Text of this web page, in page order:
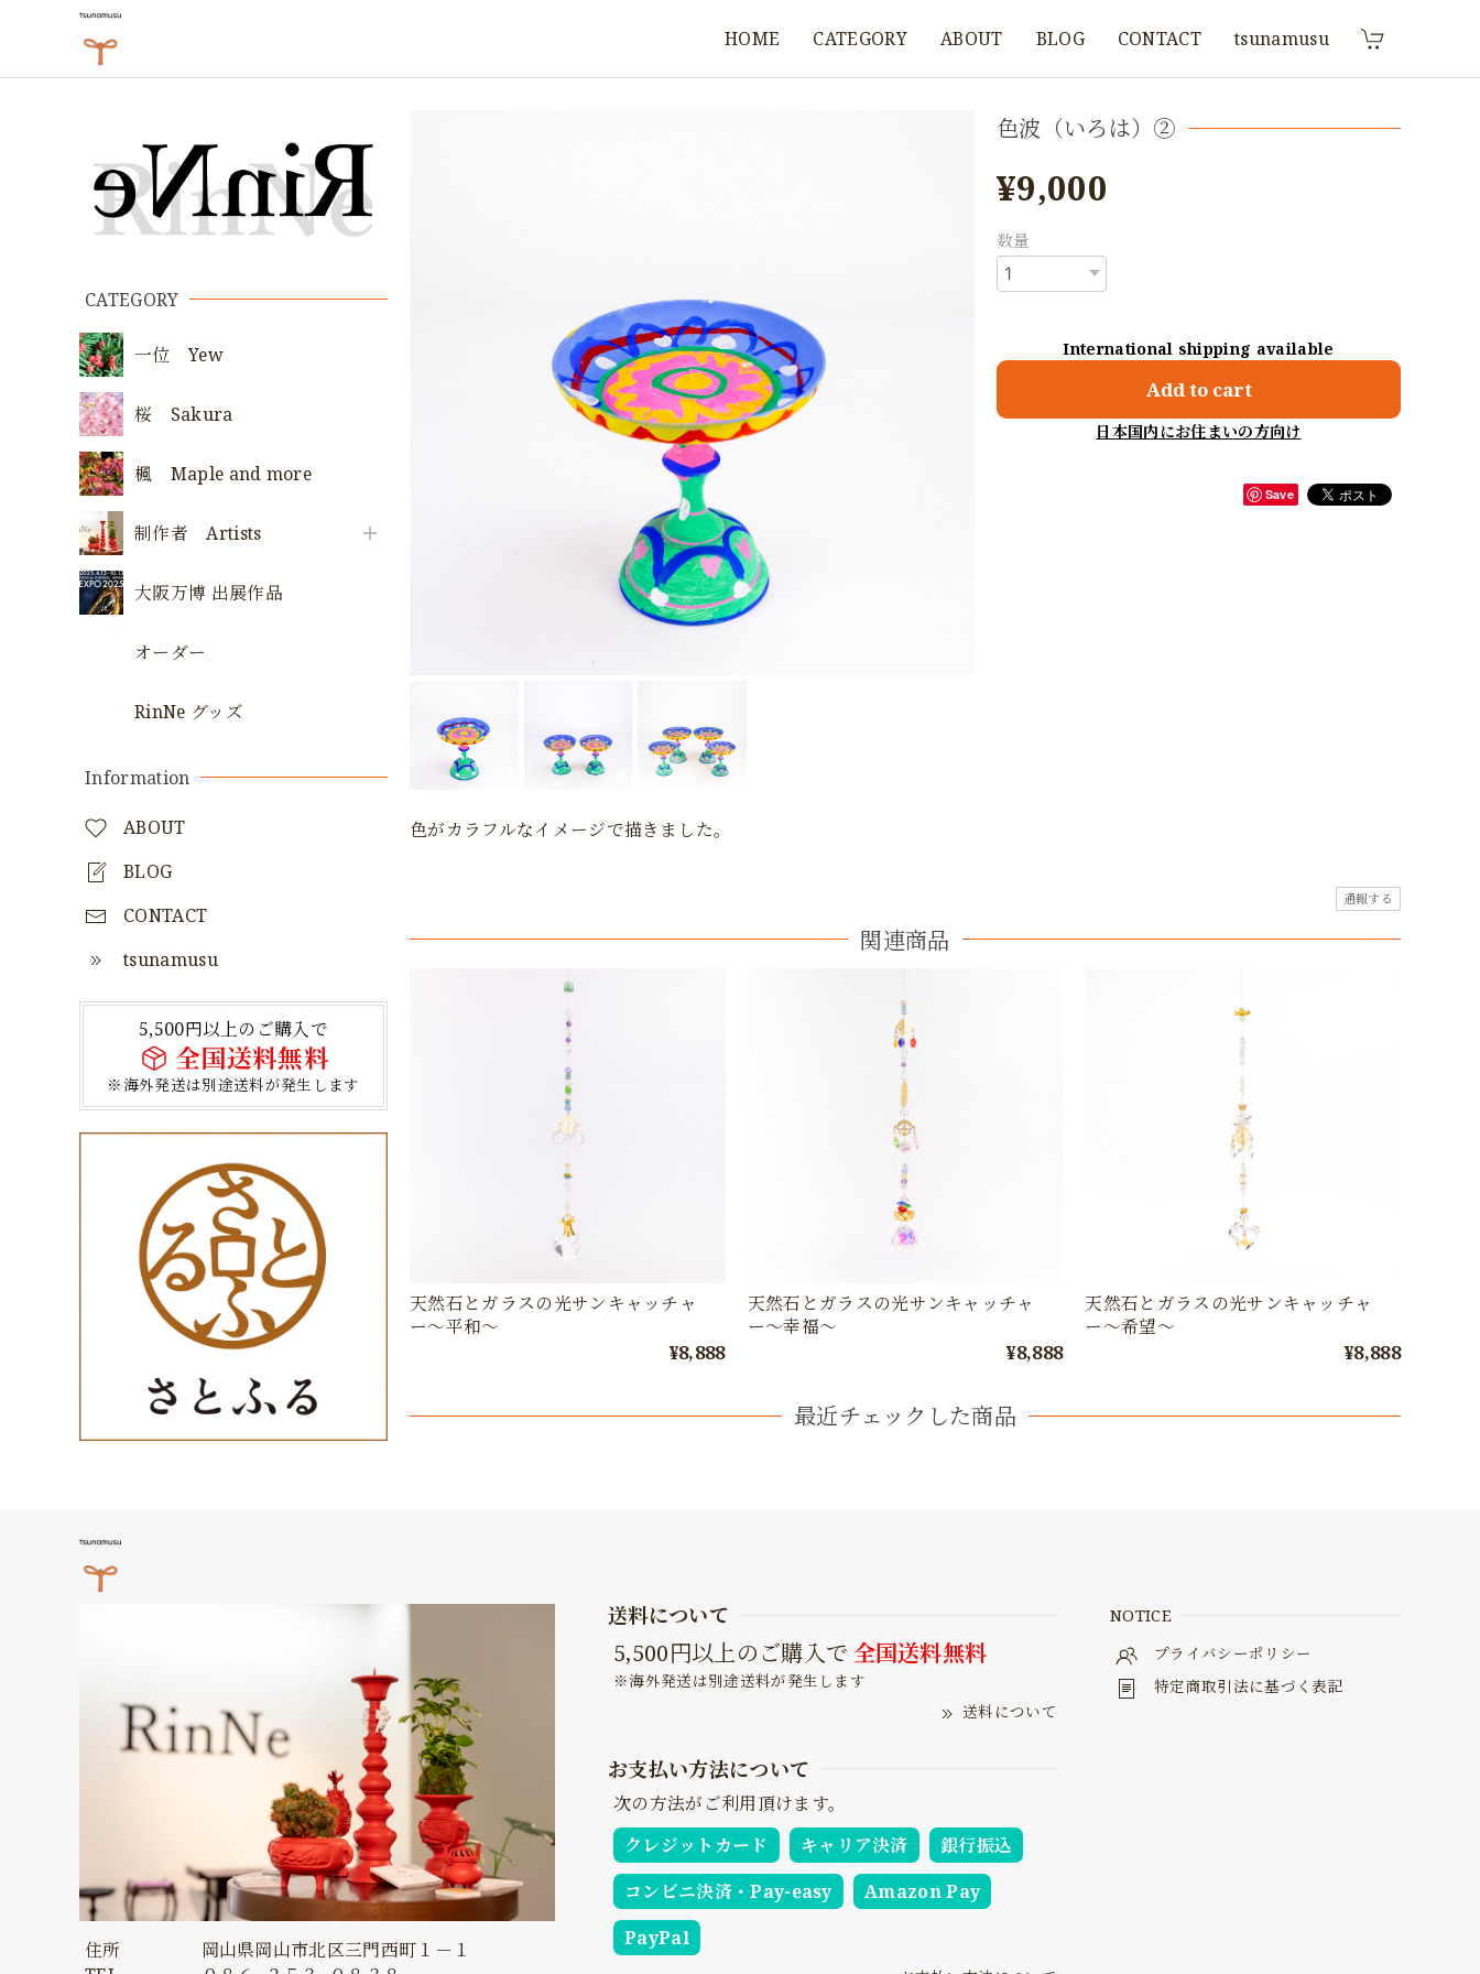
HOME CATEGORY ABOUT BLOG CONTACT tsunamusu
CATEGORY
一位 Yew
桜 Sakura
楓 Maple and more
制作者 Artists
大阪万博 出展作品
オーダー
RinNe グッズ
Information
ABOUT
BLOG
CONTACT
tsunamusu
5,500円以上のご購入で
全国送料無料
※海外発送は別途送料が発生します
色波（いろは）②
¥9,000
数量
International shipping available
Add to cart
日本国内にお住まいの方向け
Save
色がカラフルなイメージで描きました。
通報する
関連商品
天然石とガラスの光サンキャッチャ
ー〜平和〜
¥8,888
天然石とガラスの光サンキャッチャ
ー〜幸福〜
¥8,888
天然石とガラスの光サンキャッチャ
ー〜希望〜
¥8,888
最近チェックした商品
住所
岡山県岡山市北区三門西町１－１
送料について
5,500円以上のご購入で 全国送料無料
※海外発送は別途送料が発生します
送料について
お支払い方法について
次の方法がご利用頂けます。
クレジットカード
キャリア決済
銀行振込
コンビニ決済・Pay-easy
Amazon Pay
PayPal
NOTICE
プライバシーポリシー
特定商取引法に基づく表記